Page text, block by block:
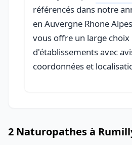
référencés dans notre
en Auvergne Rhone
vous offre un large choix
d'établissements avec
coordonnées et
2 Naturopathes à